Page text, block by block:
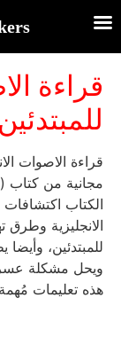
قراءة
للمبتدئين
مجانية من كتاب
الكتاب
الانجليزية وطرق
للمبتدئين،
ويحل مشكلة
هذه تعليمات